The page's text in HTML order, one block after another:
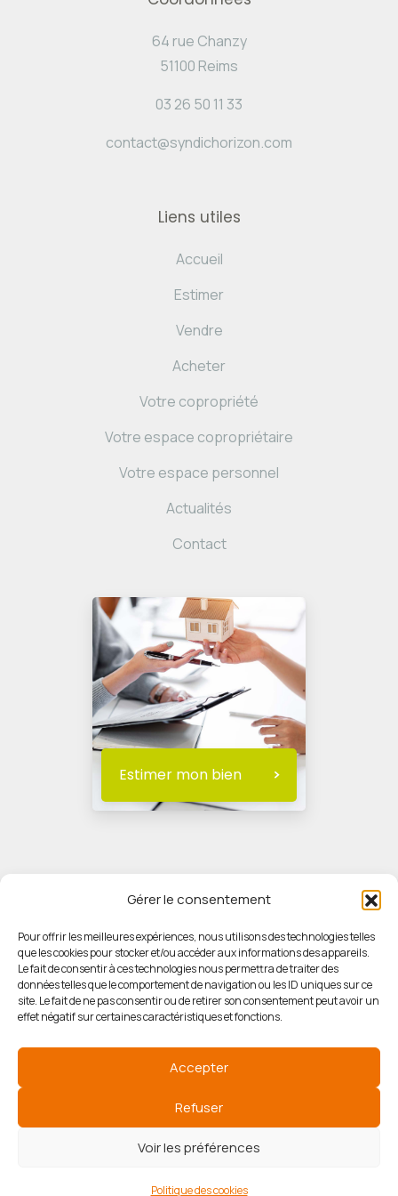
Gérer le consentement
Pour offrir les meilleures expériences, nous utilisons des technologies telles
que les cookies pour stocker et/ou accéder aux informations des appareils.
Le fait de consentir à ces technologies nous permettra de traiter des
données telles que le comportement de navigation ou les ID uniques sur ce
site. Le fait de ne pas consentir ou de retirer son consentement peut avoir un
effet négatif sur certaines caractéristiques et fonctions.
Accepter
Refuser
Voir les préférences
Politique des cookies
64 rue Chanzy
51100 Reims
03 26 50 11 33
contact@syndichorizon.com
Liens utiles
Accueil
Estimer
Vendre
Acheter
Votre copropriété
Votre espace copropriétaire
Votre espace personnel
Actualités
Contact
Estimer mon bien
© HORIZON IMMOBILIER
Mentions légales
Politique des cookies